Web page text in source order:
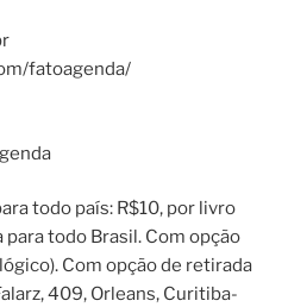
fatoagenda/
todo país: R$10, por livro
para todo Brasil. Com opção
Com opção de retirada
409, Orleans, Curitiba-